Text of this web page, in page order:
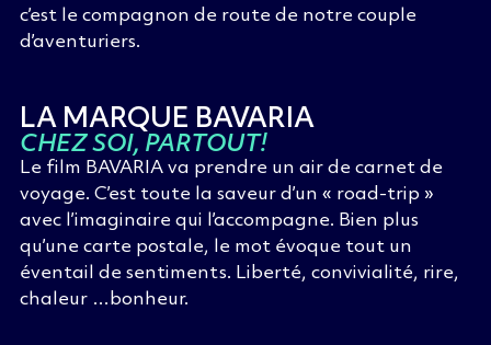
c’est le compagnon de route de notre couple
d’aventuriers.
LA MARQUE BAVARIA
CHEZ SOI, PARTOUT!
Le film BAVARIA va prendre un air de carnet de
voyage. C’est toute la saveur d’un « road-trip »
avec l’imaginaire qui l’accompagne. Bien plus
qu’une carte postale, le mot évoque tout un
éventail de sentiments. Liberté, convivialité, rire,
chaleur …bonheur.